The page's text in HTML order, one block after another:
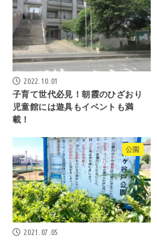
2022.10.01
子育て世代必見！朝霞のひざおり
児童館には遊具もイベントも満
載！
公園
2021.07.05